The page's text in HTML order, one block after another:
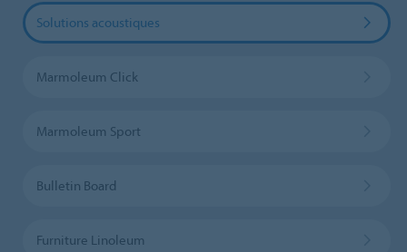
Solutions acoustiques
Marmoleum Click
Marmoleum Sport
Bulletin Board
Furniture Linoleum